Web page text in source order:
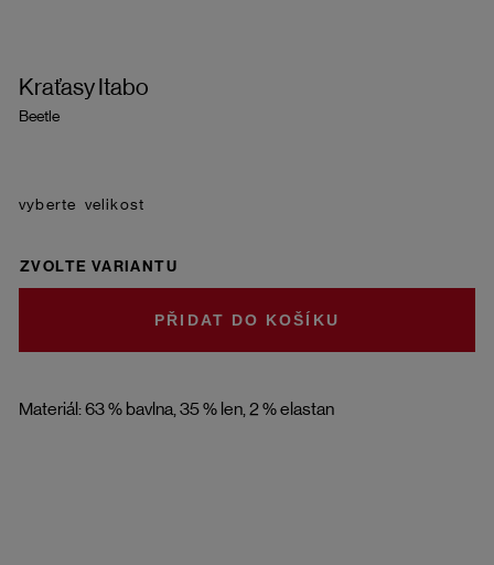
Kraťasy Itabo
Beetle
Materiál: 63 % bavlna, 35 % len, 2 % elastan
velikost
ZVOLTE VARIANTU
DO KOŠÍKU